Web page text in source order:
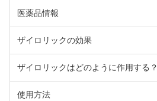
医薬品情報
ザイロリックの効果
ザイロリックはどのように作用する？
使用方法